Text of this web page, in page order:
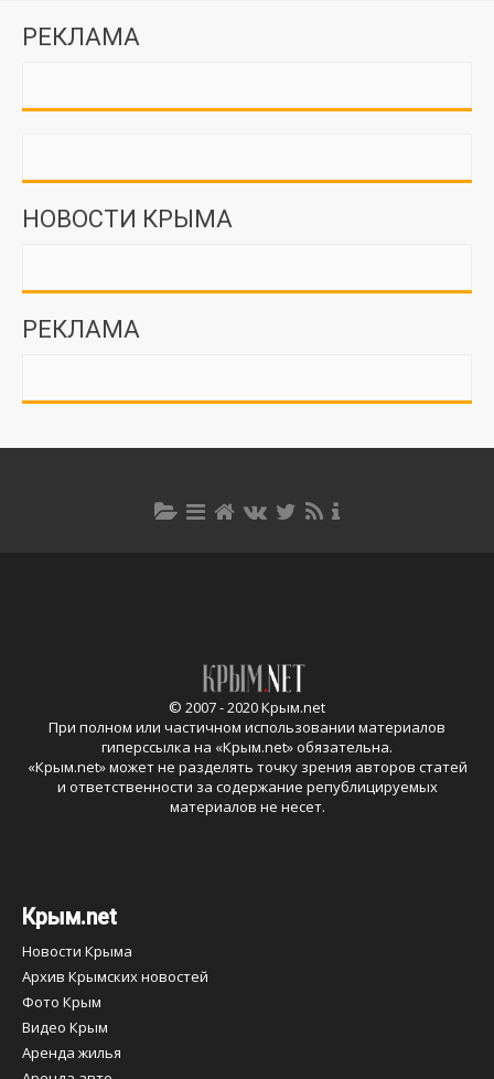
РЕКЛАМА
НОВОСТИ КРЫМА
РЕКЛАМА
© 2007 - 2020 Крым.net
При полном или частичном использовании материалов
гиперссылка на «Крым.net» обязательна.
«Крым.net» может не разделять точку зрения авторов статей
и ответственности за содержание републицируемых
материалов не несет.
Крым.net
Новости Крыма
Архив Крымских новостей
Фото Крым
Видео Крым
Аренда жилья